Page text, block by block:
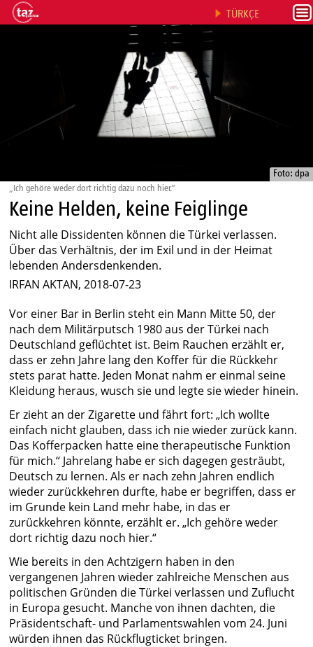
TÜRKÇE
Foto: dpa
„Ich gehöre weder dort richtig dazu noch hier.“
Keine Helden, keine Feiglinge
Nicht alle Dissidenten können die Türkei verlassen.
Über das Verhältnis, der im Exil und in der Heimat
lebenden Andersdenkenden.
IRFAN AKTAN, 2018-07-23
Vor einer Bar in Berlin steht ein Mann Mitte 50, der
nach dem Militärputsch 1980 aus der Türkei nach
Deutschland geflüchtet ist. Beim Rauchen erzählt er,
dass er zehn Jahre lang den Koffer für die Rückkehr
stets parat hatte. Jeden Monat nahm er einmal seine
Kleidung heraus, wusch sie und legte sie wieder hinein.
Er zieht an der Zigarette und fährt fort: „Ich wollte
einfach nicht glauben, dass ich nie wieder zurück kann.
Das Kofferpacken hatte eine therapeutische Funktion
für mich.“ Jahrelang habe er sich dagegen gesträubt,
Deutsch zu lernen. Als er nach zehn Jahren endlich
wieder zurückkehren durfte, habe er begriffen, dass er
im Grunde kein Land mehr habe, in das er
zurückkehren könnte, erzählt er. „Ich gehöre weder
dort richtig dazu noch hier.“
Wie bereits in den Achtzigern haben in den
vergangenen Jahren wieder zahlreiche Menschen aus
politischen Gründen die Türkei verlassen und Zuflucht
in Europa gesucht. Manche von ihnen dachten, die
Präsidentschaft- und Parlamentswahlen vom 24. Juni
würden ihnen das Rückflugticket bringen.